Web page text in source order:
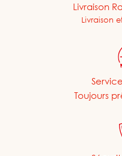
Livraison
Livraison
Toujours